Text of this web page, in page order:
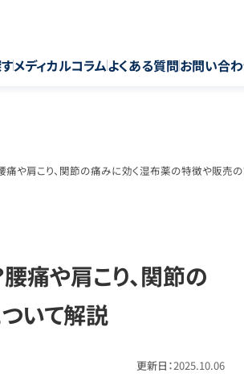
メディカルコラムよくある質問お問い合
痛や肩こり、関節の痛みに効く湿布薬の特徴や販売
痛や肩こり、関節の
いて解説
更新日：2025.10.06